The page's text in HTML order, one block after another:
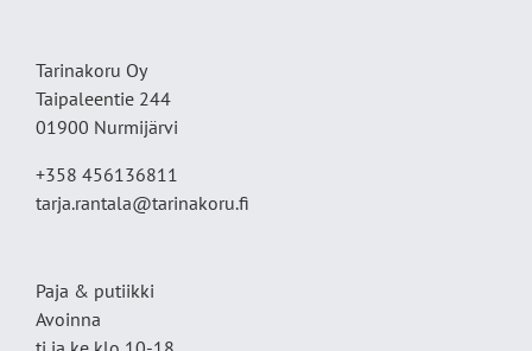
Tarinakoru Oy
Taipaleentie 244
01900 Nurmijärvi
+358 456136811
tarja.rantala@tarinakoru.fi
Paja & putiikki
Avoinna